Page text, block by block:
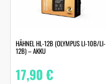
HÄHNEL HL-12B (OLYMPUS LI-10B/LI-
12B) – AKKU
17,90€